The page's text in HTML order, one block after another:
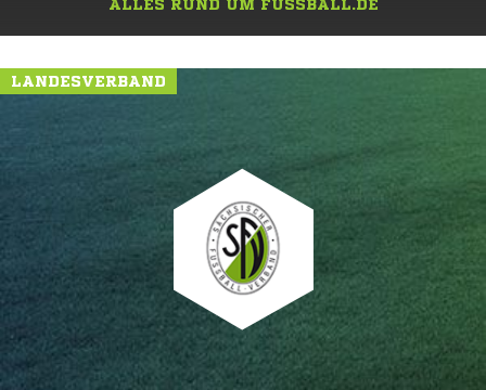
ALLES RUND UM FUSSBALL.DE
LANDESVERBAND